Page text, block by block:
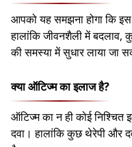
आपको यह समझना होगा कि इस
हालांकि जीवनशैली में
की समस्या में सुधार लाया जा
क्या ऑटिज्म का इलाज है?
ऑटिज्म का न ही कोई निश्चित
दवा। हालांकि कुछ थेरेपी और